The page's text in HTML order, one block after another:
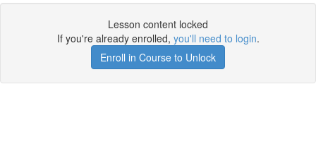
Lesson content locked
If you're already enrolled, you'll need to login.
Enroll in Course to Unlock